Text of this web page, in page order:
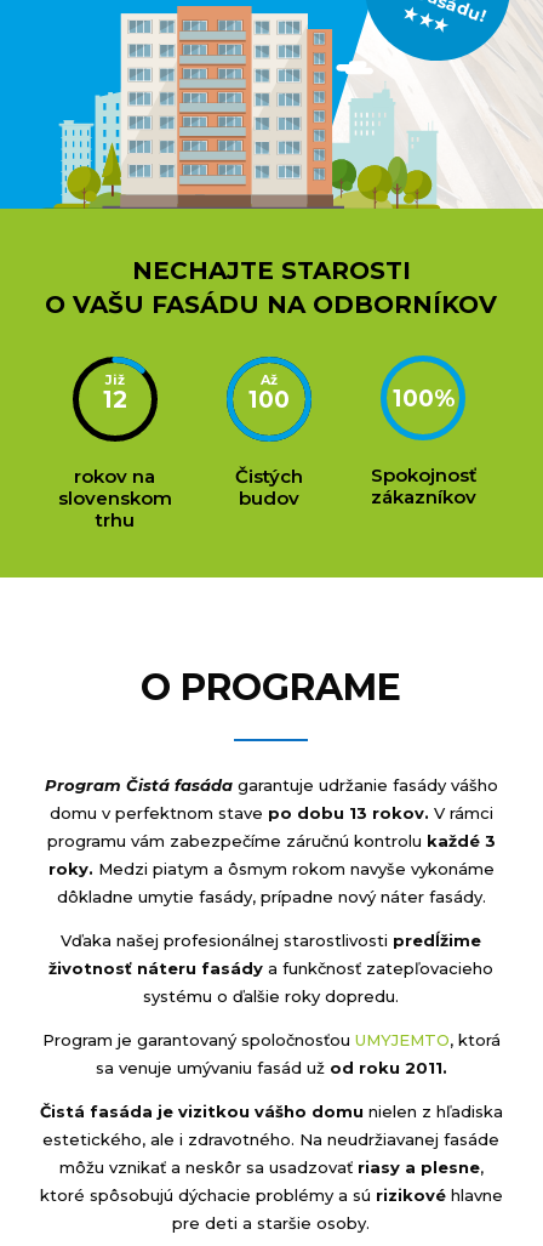
u
★
★
NECHAJTE STAROSTI
O VAŠU FASÁDU NA ODBORNÍKOV
12
rokov na
slovenskom
trhu
100
Čistých
budov
100%
Spokojnosť
zákazníkov
O PROGRAME
Program Čistá fasádagarantuje udržanie fasády vášho
domu v perfektnom stave po dobu 13 rokov. V rámci
programu vám zabezpečíme záručnú kontrolu každé 3
roky. Medzi piatym a ôsmym rokom navyše vykonáme
dôkladne umytie fasády, prípadne nový náter fasády.
Vďaka našej profesionálnej starostlivosti predĺžime
životnosť náteru fasády a funkčnosť zatepľovacieho
systému o ďalšie roky dopredu.
Program je garantovaný spoločnosťou UMYJEMTO, ktorá
sa venuje umývaniu fasád už od roku 2011.
Čistá fasáda je vizitkou vášho domu nielen z hľadiska
estetického, ale i zdravotného. Na neudržiavanej fasáde
môžu vznikať a neskôr sa usadzovať riasy a plesne,
ktoré spôsobujú dýchacie problémy a sú rizikovéhlavne
pre deti a staršie osoby.